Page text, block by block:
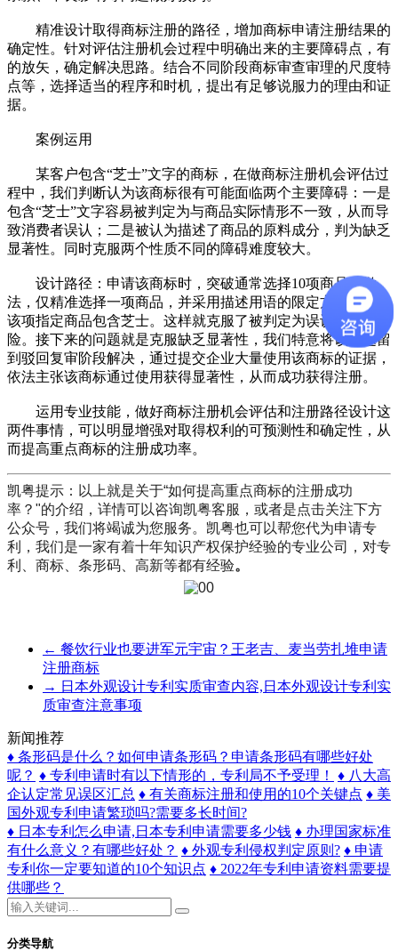
精准设计取得商标注册的路径，增加商标申请注册结果的
确定性。针对评估注册机会过程中明确出来的主要障碍点，有
的放矢，确定解决思路。结合不同阶段商标审查审理的尺度特
点等，选择适当的程序和时机，提出有足够说服力的理由和证
据。
案例运用
某客户包含“芝士”文字的商标，在做商标注册机会评估过
程中，我们判断认为该商标很有可能面临两个主要障碍：一是
包含“芝士”文字容易被判定为与商品实际情形不一致，从而导
致消费者误认；二是被认为描述了商品的原料成分，判为缺乏
显著性。同时克服两个性质不同的障碍难度较大。
设计路径：申请该商标时，突破通常选择10项商品的做
法，仅精准选择一项商品，并采用描述用语的限定方式，明确
该项指定商品包含芝士。这样就克服了被判定为误认的驳回风
险。接下来的问题就是克服缺乏显著性，我们特意将该问题留
到驳回复审阶段解决，通过提交企业大量使用该商标的证据，
依法主张该商标通过使用获得显著性，从而成功获得注册。
运用专业技能，做好商标注册机会评估和注册路径设计这
两件事情，可以明显增强对取得权利的可预测性和确定性，从
而提高重点商标的注册成功率。
凯粤提示：以上就是关于“如何提高重点商标的注册成功
率？"的介绍，详情可以咨询凯粤客服，或者是点击关注下方
公众号，我们将竭诚为您服务。凯粤也可以帮您代为申请专
利，我们是一家有着十年知识产权保护经验的专业公司，对专
利、商标、条形码、高新等都有经验。
← 餐饮行业也要进军元宇宙？王老吉、麦当劳扎堆申请
注册商标
→ 日本外观设计专利实质审查内容,日本外观设计专利实
质审查注意事项
新闻推荐
♦ 条形码是什么？如何申请条形码？申请条形码有哪些好处
呢？ ♦ 专利申请时有以下情形的，专利局不予受理！
♦ 八大高
企认定常见误区汇总 ♦ 有关商标注册和使用的10个关键点 ♦ 美
国外观专利申请繁琐吗?需要多长时间?
♦ 日本专利怎么申请,日本专利申请需要多少钱 ♦ 办理国家标准
有什么意义？有哪些好处？ ♦ 外观专利侵权判定原则? ♦ 申请
专利你一定要知道的10个知识点 ♦ 2022年专利申请资料需要提
供哪些？
分类导航